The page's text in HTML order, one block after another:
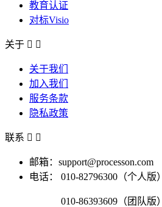
教育认证
对标Visio
关于  
关于我们
加入我们
服务条款
隐私政策
联系  
邮箱：support@processon.com
电话：
010-82796300（个人版）
010-86393609（团队版）